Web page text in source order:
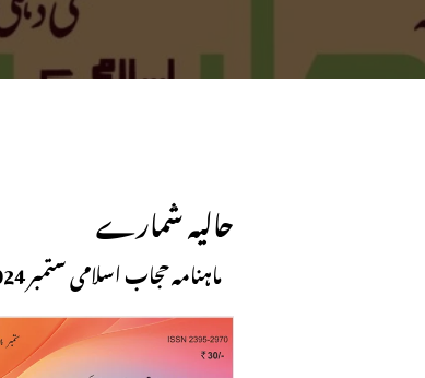
حالیہ شمارے
ماہنامہ حجاب اسلامی ستمبر 2024